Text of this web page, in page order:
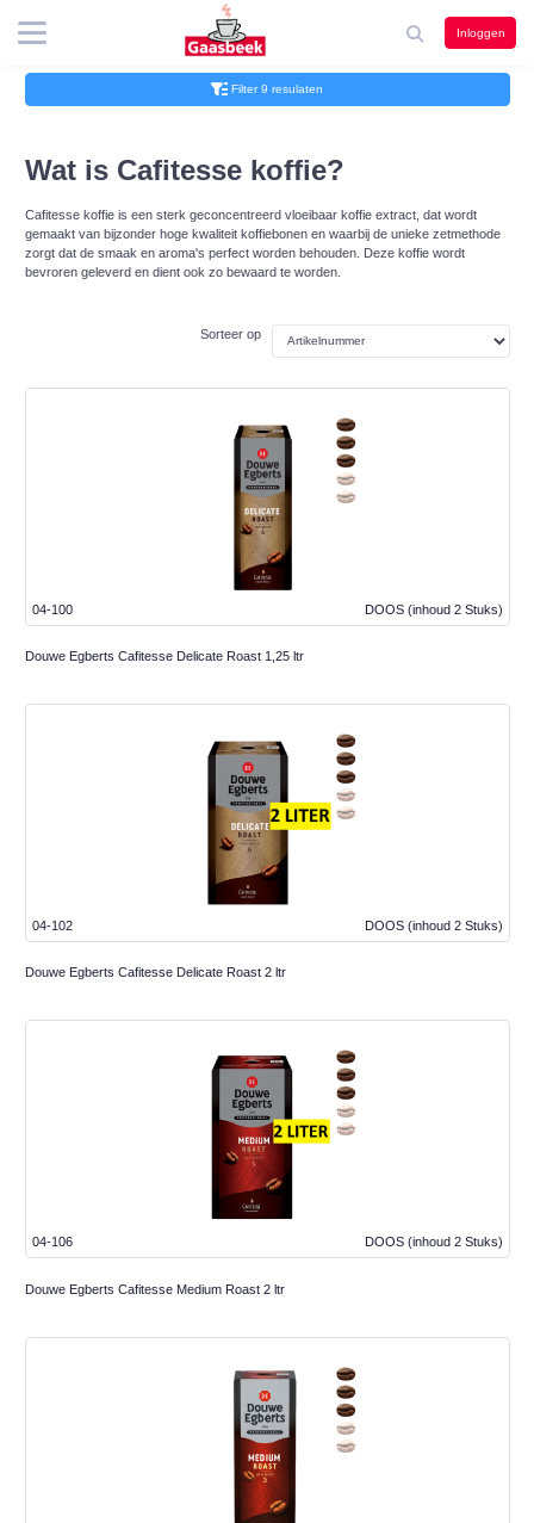
Inloggen
Filter 9 resulaten
Wat is Cafitesse koffie?
Cafitesse koffie is een sterk geconcentreerd vloeibaar koffie extract, dat wordt
gemaakt van bijzonder hoge kwaliteit koffiebonen en waarbij de unieke zetmethode
zorgt dat de smaak en aroma's perfect worden behouden. Deze koffie wordt
bevroren geleverd en dient ook zo bewaard te worden.
Sorteer op
DOOS (inhoud 2 Stuks)
04-100
Douwe Egberts Cafitesse Delicate Roast 1,25 ltr
DOOS (inhoud 2 Stuks)
04-102
Douwe Egberts Cafitesse Delicate Roast 2 ltr
DOOS (inhoud 2 Stuks)
04-106
Douwe Egberts Cafitesse Medium Roast 2 ltr